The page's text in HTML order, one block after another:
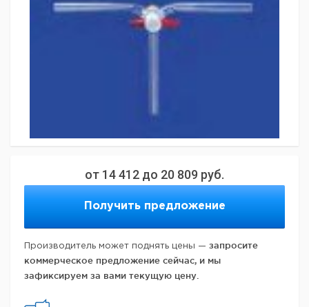
от 14 412 до 20 809 руб.
Получить предложение
Производитель может поднять цены — запросите
коммерческое предложение сейчас, и мы
зафиксируем за вами текущую цену.